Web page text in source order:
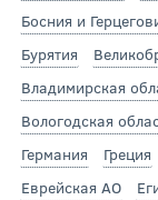
Босния и
Бурятия
Владимирская
Вологодская
Германия
Греция
Еврейская АО